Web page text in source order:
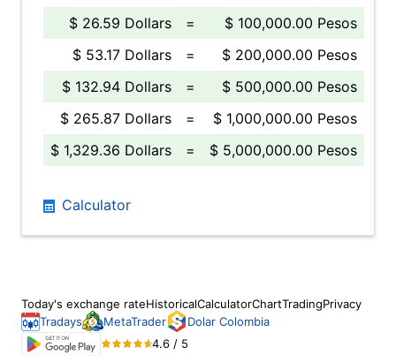
$ 26.59 Dollars
=
$ 100,000.00 Pesos
$ 53.17 Dollars
=
$ 200,000.00 Pesos
$ 132.94 Dollars
=
$ 500,000.00 Pesos
$ 265.87 Dollars
=
$ 1,000,000.00 Pesos
$ 1,329.36 Dollars
= $ 5,000,000.00 Pesos
Calculator
Today's exchange rateHistoricalCalculatorChartTradingPrivacy
Tradays
MetaTrader
Dolar Colombia
4.6 / 5